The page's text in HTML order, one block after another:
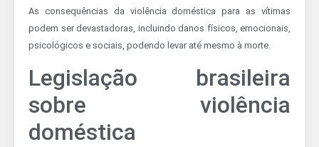
As consequências da violência doméstica para as vítimas
podem ser devastadoras, incluindo danos físicos, emocionais,
psicológicos e sociais, podendo levar até mesmo à morte.
Legislação brasileira
sobre violência
doméstica